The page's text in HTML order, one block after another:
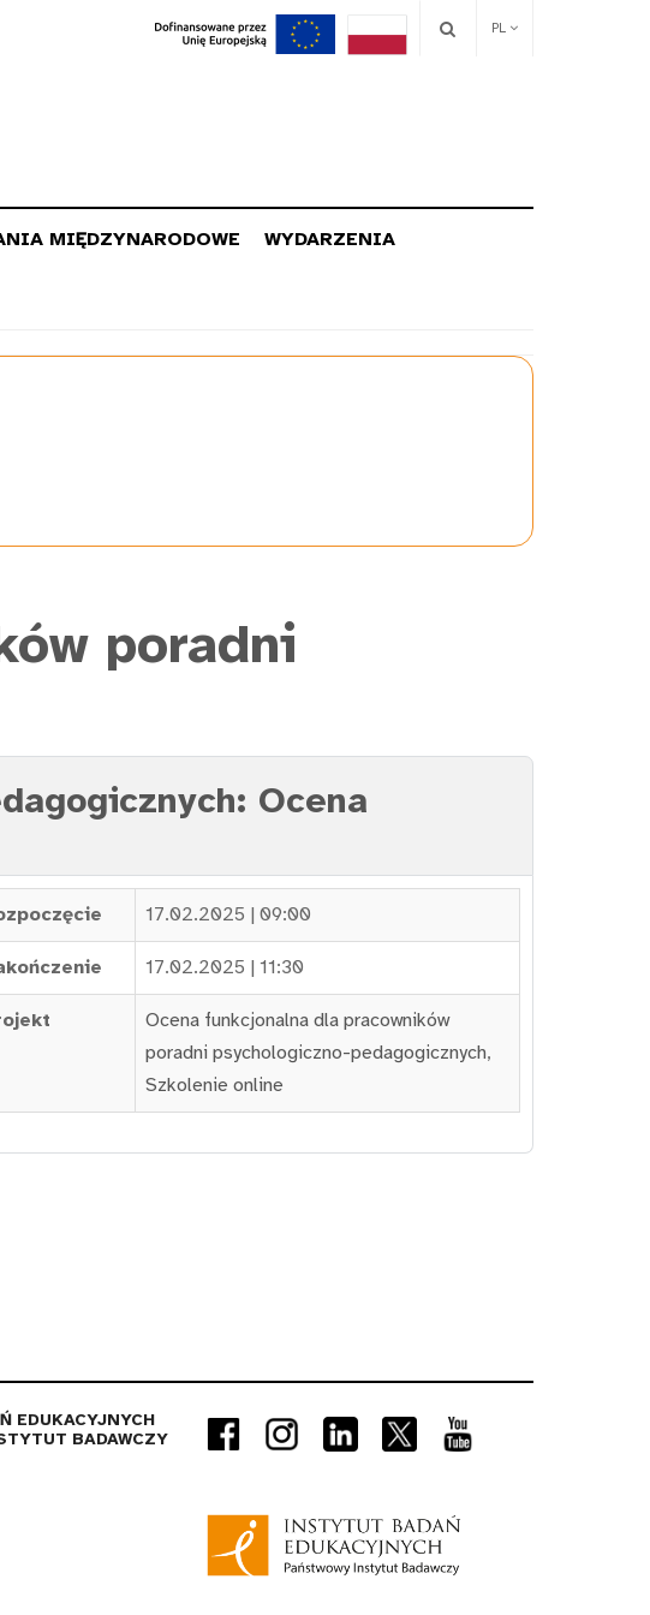
PL
MIĘDZYNARODOWE WYDARZENIA
poradni
Ocena
17.02.2025 | 09:00
17.02.2025 | 11:30
Ocena funkcjonalna dla pracowników
poradni psychologiczno-pedagogicznych,
Szkolenie online
EDUKACYJNYCH
BADAWCZY